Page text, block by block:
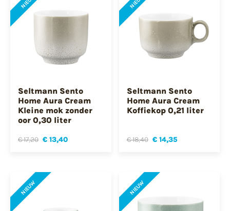
Seltmann Sento
Home Aura Cream
Kleine mok zonder
oor 0,30 liter
€ 17,20 € 13,40
Seltmann Sento
Home Aura Cream
Koffiekop 0,21 liter
€ 18,40 € 14,35
NIEUW NIEUW